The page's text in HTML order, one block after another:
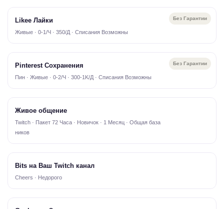
Без Гарантии
Likee Лайки
Живые · 0-1/Ч · 350/Д · Списания Возможны
Без Гарантии
Pinterest Сохранения
Пин · Живые · 0-2/Ч · 300-1K/Д · Списания Возможны
Живое общение
Twitch · Пакет 72 Часа · Новичок · 1 Месяц · Общая база
ников
Bits на Ваш Twitch канал
Cheers · Недорого